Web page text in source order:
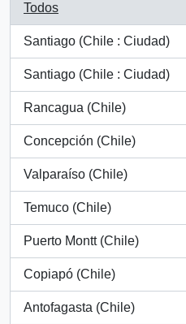
Todos
Santiago (Chile : Ciudad)
, 35 resultados
Santiago (Chile : Ciudad)
, 28 resultados
Rancagua (Chile)
, 11 resultados
Concepción (Chile)
, 7 resultados
Valparaíso (Chile)
, 6 resultados
Temuco (Chile)
, 5 resultados
Puerto Montt (Chile)
, 3 resultados
Copiapó (Chile)
, 2 resultados
Antofagasta (Chile)
, 2 resultados